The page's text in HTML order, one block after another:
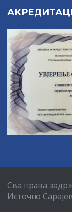
Сва права
Источно